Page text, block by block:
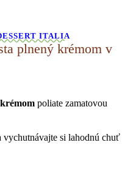
ITALIA
plnený krémom v
poliate zamatovou
vychutnávajte si lahodnú chuť